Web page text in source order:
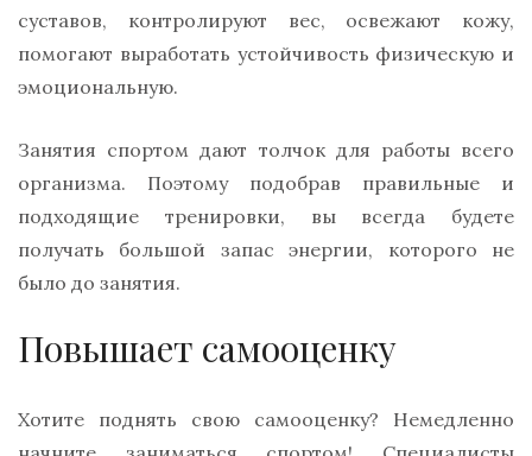
суставов, контролируют вес, освежают кожу,
помогают выработать устойчивость физическую и
эмоциональную.
Занятия спортом дают толчок для работы всего
организма. Поэтому подобрав правильные и
подходящие тренировки, вы всегда будете
получать большой запас энергии, которого не
было до занятия.
Повышает самооценку
Хотите поднять свою самооценку? Немедленно